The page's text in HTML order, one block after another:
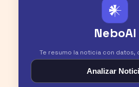
𒀭
NeboAI
Te resumo la noticia con
Analizar